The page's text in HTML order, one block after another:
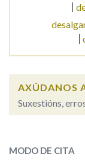
OUTRAS
AXÚDANOS
Suxestións,
ESCOLLE
MODO DE CITA